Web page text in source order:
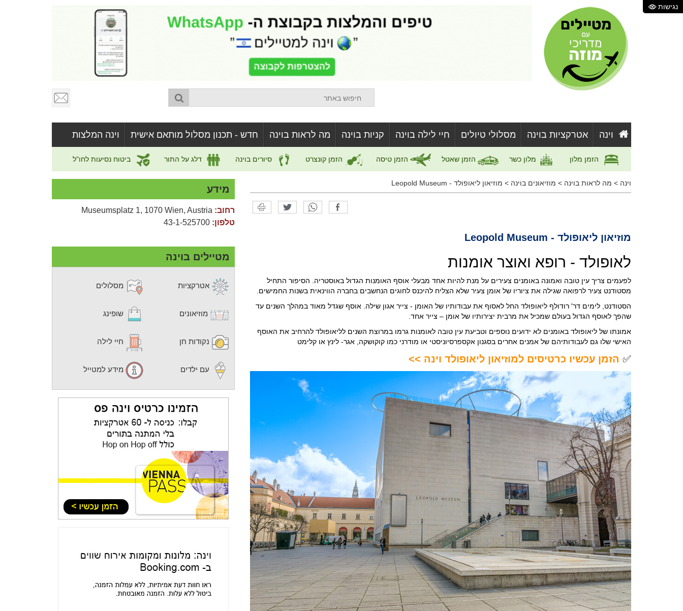
וינה אטרקציות בוינה מסלולי טיולים חיי לילה בוינה קניות בוינה מה לראות בוינה חדש - תכנון מסלול מותאם אישית וינה המלצות
הזמן מלון מלון כשר הזמן שאטל הזמן טיסה הזמן קונצרט סיורים בוינה דלג על התור ביטוח נסיעות לחו"ל
וינה > מה לראות בוינה > מוזיאונים בוינה > מוזיאון ליאופולד - Leopold Museum
מוזיאון ליאופולד - Leopold Museum
לאופולד - רופא ואוצר אומנות
לפעמים צריך עין טובה ואמונה באומנים צעירים על מנת להיות אחד מבעלי אוסף האומנות הגדול באוסטריה. הסיפור התחיל
מסטודנט צעיר לרפואה שגילה את ציוריו של אומן צעיר שלא הצליח להיכנס לחוגים הנחשבים בחברה הווינאית בשנות החמישים.
הסטודנט, לימים דר' רודולף ליאופולד החל לאסוף את עבודותיו של האומן - צייר אגון שילה. אוסף שגדל מאוד במהלך השנים עד
שהפך לאוסף הגדול בעולם שמכיל את מרבית יצירותיו של אומן – צייר אחד.
אמונתו של ליאופולד באומנים לא ידועים נוספים וטביעת עין טובה לאומנות גרמו במרוצת השנים לליאופולד להרחיב את האוסף
האישי שלו גם לעבודותיהם של אמנים אחרים בסגנון אקספרסיוניסטי או מודרני כמו קוקושקה, אגר- לינץ או קלימט
✅ הזמן עכשיו כרטיסים למוזיאון ליאופולד וינה >>
מידע
רחוב:
טלפון:
מטיילים בוינה
אטרקציות מסלולים
מוזיאונים שופינג
נקודות חן חיי לילה
עם ילדים מידע למטייל
נגישות